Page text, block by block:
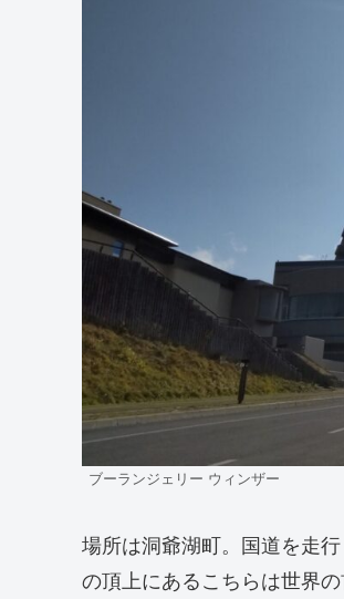
ブーランジェリー ウィンザー
場所は洞爺湖町。国道を走
の頂上にあるこちらは世界